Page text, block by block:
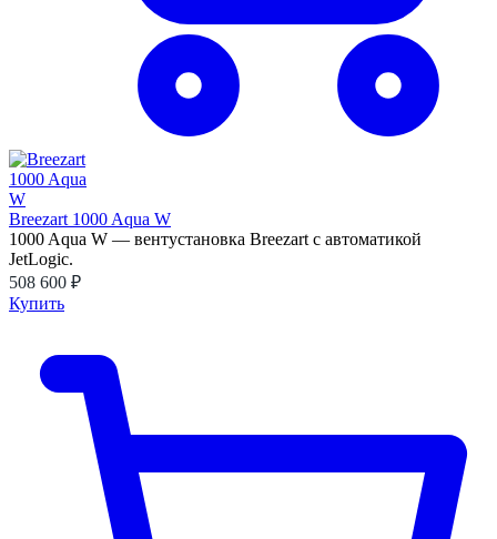
Breezart 1000 Aqua W
1000 Aqua W — вентустановка Breezart с автоматикой
JetLogic.
508 600 ₽
Купить